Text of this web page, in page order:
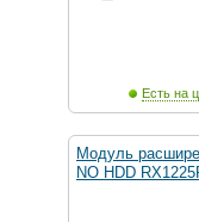
Есть на
Модуль
NO HDD